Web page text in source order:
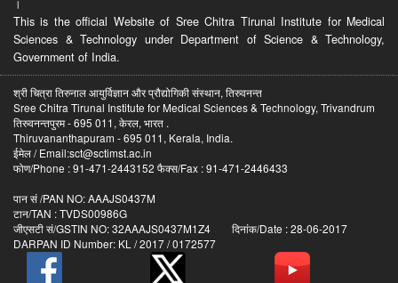
।
This is the official Website of Sree Chitra Tirunal Institute for Medical
Sciences & Technology under Department of Science & Technology,
Government of India.
श्री चित्रा तिरुनाल आयुर्विज्ञान और प्रौद्योगिकी संस्थान, तिरुवनन्त
Sree Chitra Tirunal Institute for Medical Sciences & Technology, Trivandrum
तिरुवनन्तपुरम - 695 011, केरल, भारत .
Thiruvananthapuram - 695 011, Kerala, India.
ईमेल / Email:sct@sctimst.ac.in
फोण/Phone : 91-471-2443152 फैक्स/Fax : 91-471-2446433
पान सं /PAN NO: AAAJS0437M
टान/TAN : TVDS00986G
जीएसटी सं/GSTIN NO: 32AAAJS0437M1Z4 दिनांक/Date : 28-06-2017
DARPAN ID Number: KL / 2017 / 0172577